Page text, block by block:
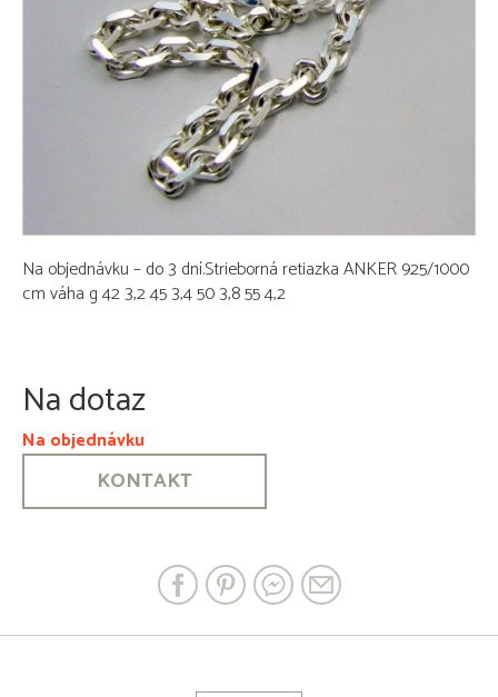
Na objednávku – do 3 dní.Strieborná retiazka ANKER 925/1000
cm váha g 42 3,2 45 3,4 50 3,8 55 4,2
Na dotaz
Na objednávku
KONTAKT